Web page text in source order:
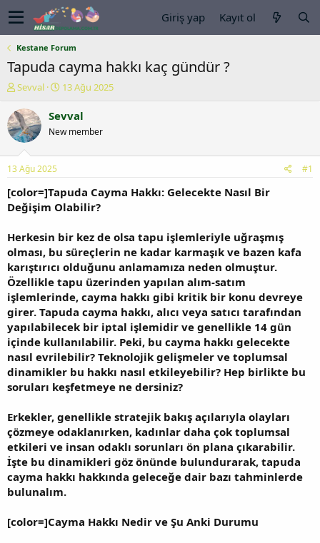
Giriş yap Kayıt ol
Kestane Forum
Tapuda cayma hakkı kaç gündür ?
K
n
u
y
b
a
ş
a
a
n
Sevval
B
ş
a
ç
t
a
i
h
i
13 Ağu 2025
Sevval
New member
13 Ağu 2025 #1
[color=]Tapuda Cayma Hakkı: Gelecekte Nasıl Bir
Değişim Olabilir?
Herkesin bir kez de olsa tapu işlemleriyle uğraşmış
olması, bu süreçlerin ne kadar karmaşık ve bazen kafa
karıştırıcı olduğunu anlamamıza neden olmuştur.
Özellikle tapu üzerinden yapılan alım-satım
işlemlerinde, cayma hakkı gibi kritik bir konu devreye
girer. Tapuda cayma hakkı, alıcı veya satıcı tarafından
yapılabilecek bir iptal işlemidir ve genellikle 14 gün
içinde kullanılabilir. Peki, bu cayma hakkı gelecekte
nasıl evrilebilir? Teknolojik gelişmeler ve toplumsal
dinamikler bu hakkı nasıl etkileyebilir? Hep birlikte bu
soruları keşfetmeye ne dersiniz?
Erkekler, genellikle stratejik bakış açılarıyla olayları
çözmeye odaklanırken, kadınlar daha çok toplumsal
etkileri ve insan odaklı sorunları ön plana çıkarabilir.
İşte bu dinamikleri göz önünde bulundurarak, tapuda
cayma hakkı hakkında geleceğe dair bazı tahminlerde
bulunalım.
[color=]Cayma Hakkı Nedir ve Şu Anki Durumu